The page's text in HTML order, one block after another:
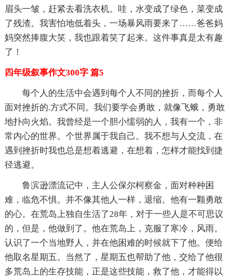
眉头一皱，赶紧去看洗衣机。哇，水变成了绿色，菜变成
了残渣。我害怕地低着头，一场暴风雨要来了……爸爸妈
妈突然捧腹大笑，我也跟着笑了起来。这件事真是太有趣
了！
四年级叙事作文300字 篇5
每个人的生活中会遇到每个人不同的挫折，而每个人
面对挫折的.方式不同。我们要学会勇敢，就像飞蛾，勇敢
地扑向火焰。我曾经是一个胆小懦弱的人，我有一个，非
常内心的世界。个世界属于我自己。我不想与人交流，在
遇到挫折时我也总是想着逃避，在想着，怎样才能找到捷
径逃避。
鲁滨逊漂流记中，主人公保尔柯察金，面对种种困
难，临危不惧。并不像其他人一样，退缩。他有一颗勇敢
的心。在荒岛上独自生活了28年，对于一些人是不可思议
的，但是，他做到了。他在荒岛上，克服了寒冷，风雨。
认识了一个当地野人，并在他困难的时候就下了他。便给
他取名星期五。当然了，星期五也帮助了他，交给了他很
多荒岛上的生存技能，正是这些技能，救了他，才能得以